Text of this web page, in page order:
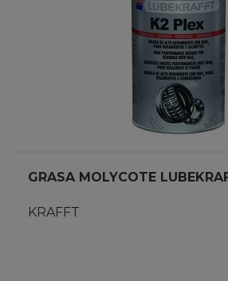
GRASA MOLYCOTE
KRAFFT